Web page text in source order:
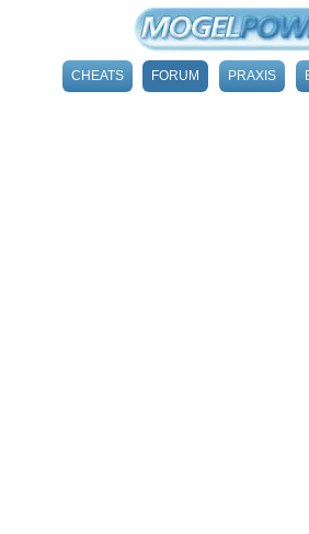
CHEATS FORUM PRAXIS